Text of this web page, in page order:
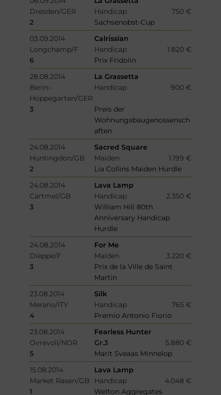
Dresden/GER
Handicap
750 €
2
Sachsenobst-Cup
03.09.2014
Calrissian
Longchamp/F
Handicap
1.820 €
6
Prix Fridolin
28.08.2014
La Grassetta
Berin-
Hoppegarten/GER
Handicap 900 €
3
Preis der
Wohnungsbaugenossensch
aften
24.08.2014
Sacred Square
Huntingdon/GB
Maiden
1.199 €
2
Lia Collins Maiden Hurdle
24.08.2014
Lava Lamp
Cartmel/GB
Handicap
2.350 €
3
William Hill 80th
Anniversary Handicap
Hurdle
24.08.2014
For Me
Dieppe/F
Maiden
3.220 €
3
Prix de la Ville de Saint
Martin
23.08.2014
Silk
Merano/ITY
Handicap
765 €
4
Premio Antonio Fiorio
23.08.2014
Fearless Hunter
Ovrevoll/NOR
Gr.3
5.880 €
5
Marit Sveaas Minnelop
15.08.2014
Lava Lamp
Market Rasen/GB
Handicap
4.048 €
1
Welton Aggregates